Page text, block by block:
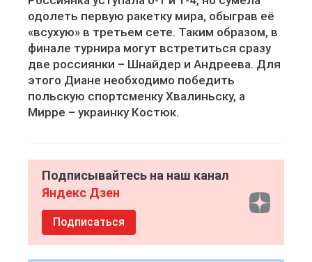
одолеть первую ракетку мира, обыграв её
«всухую» в третьем сете. Таким образом, в
финале турнира могут встретиться сразу
две россиянки – Шнайдер и Андреева. Для
этого Диане необходимо победить
польскую спортсменку Хвалиньску, а
Мирре – украинку Костюк.
Подписывайтесь на наш канал
Яндекс Дзен
Подписаться